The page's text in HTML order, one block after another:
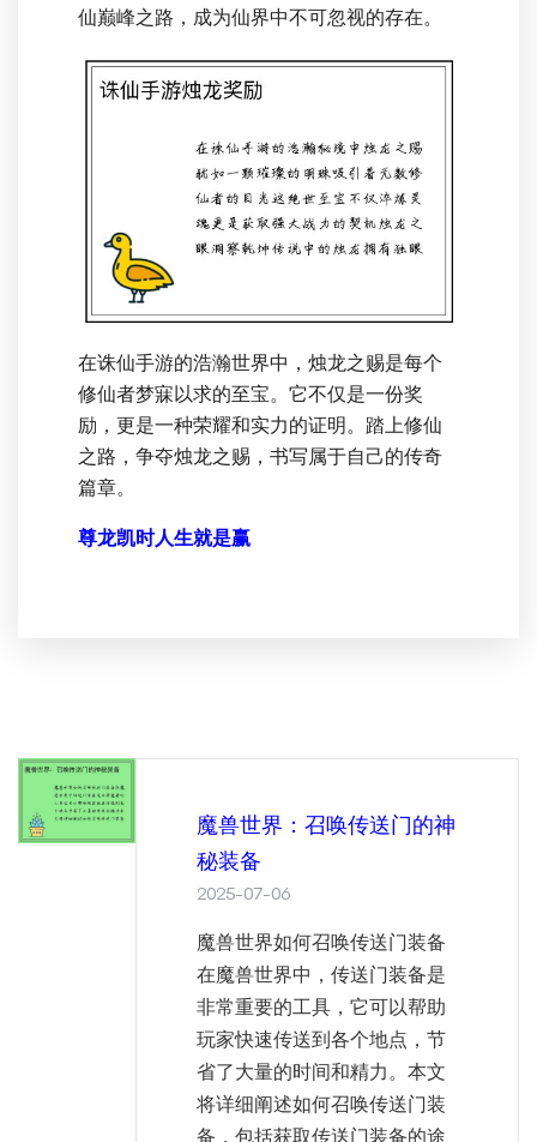
仙巅峰之路，成为仙界中不可忽视的存在。
在诛仙手游的浩瀚世界中，烛龙之赐是每个
修仙者梦寐以求的至宝。它不仅是一份奖
励，更是一种荣耀和实力的证明。踏上修仙
之路，争夺烛龙之赐，书写属于自己的传奇
篇章。
尊龙凯时人生就是赢
魔兽世界：召唤传送门的神
秘装备
2025-07-06
魔兽世界如何召唤传送门装备
在魔兽世界中，传送门装备是
非常重要的工具，它可以帮助
玩家快速传送到各个地点，节
省了大量的时间和精力。本文
将详细阐述如何召唤传送门装
备，包括获取传送门装备的途